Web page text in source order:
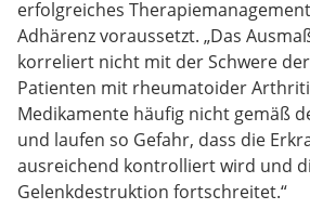
erfolgreiches
Adhärenz voraussetzt. „Das
korreliert nicht mit der Schwere
Patienten mit rheumatoider
Medikamente häufig nicht gemäß
und laufen so Gefahr, dass die
ausreichend kontrolliert wird und
Gelenkdestruktion fortschreitet.“